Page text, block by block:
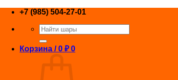
Skip
content
+7 (985) 504-27-01
Искать:
Корзина /0 ₽ 0